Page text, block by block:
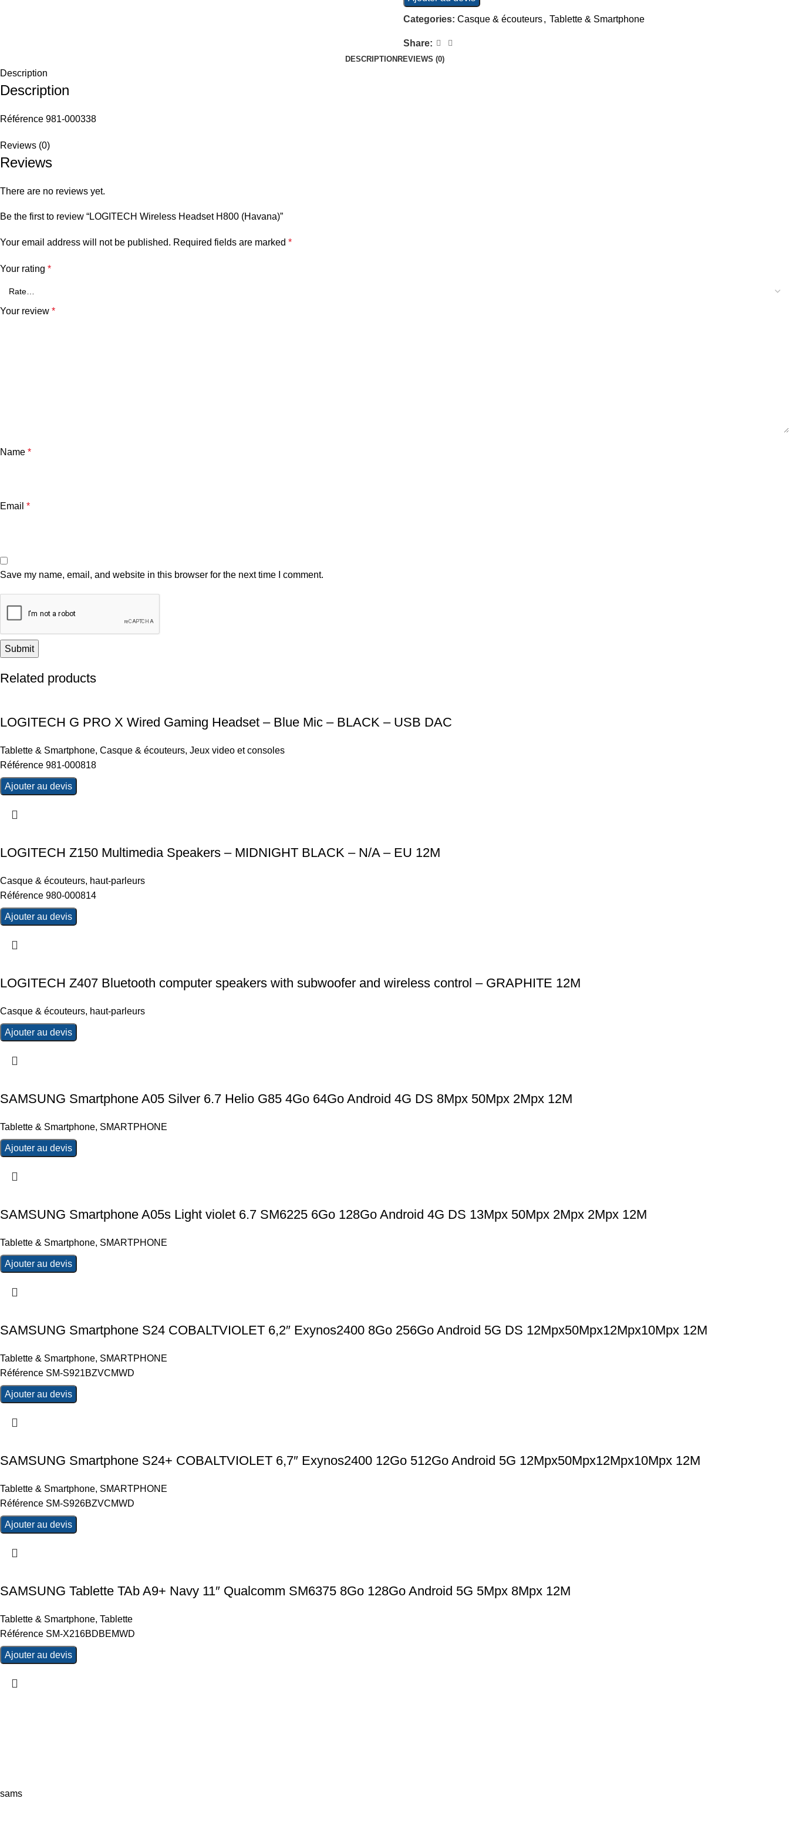
Categories: Casque & écouteurs, Tablette & Smartphone
Share:
DESCRIPTION REVIEWS (0)
Description
Description
Référence 981-000338
Reviews (0)
Reviews
There are no reviews yet.
Be the first to review “LOGITECH Wireless Headset H800 (Havana)”
Your email address will not be published. Required fields are marked *
Your rating *
Your review *
Name *
Email *
Save my name, email, and website in this browser for the next time I comment.
Related products
LOGITECH G PRO X Wired Gaming Headset – Blue Mic – BLACK – USB DAC
Tablette & Smartphone, Casque & écouteurs, Jeux video et consoles
Référence 981-000818
Ajouter au devis
LOGITECH Z150 Multimedia Speakers – MIDNIGHT BLACK – N/A – EU 12M
Casque & écouteurs, haut-parleurs
Référence 980-000814
Ajouter au devis
LOGITECH Z407 Bluetooth computer speakers with subwoofer and wireless control – GRAPHITE 12M
Casque & écouteurs, haut-parleurs
Ajouter au devis
SAMSUNG Smartphone A05 Silver 6.7 Helio G85 4Go 64Go Android 4G DS 8Mpx 50Mpx 2Mpx 12M
Tablette & Smartphone, SMARTPHONE
Ajouter au devis
SAMSUNG Smartphone A05s Light violet 6.7 SM6225 6Go 128Go Android 4G DS 13Mpx 50Mpx 2Mpx 2Mpx 12M
Tablette & Smartphone, SMARTPHONE
Ajouter au devis
SAMSUNG Smartphone S24 COBALTVIOLET 6,2″ Exynos2400 8Go 256Go Android 5G DS 12Mpx50Mpx12Mpx10Mpx 12M
Tablette & Smartphone, SMARTPHONE
Référence SM-S921BZVCMWD
Ajouter au devis
SAMSUNG Smartphone S24+ COBALTVIOLET 6,7″ Exynos2400 12Go 512Go Android 5G 12Mpx50Mpx12Mpx10Mpx 12M
Tablette & Smartphone, SMARTPHONE
Référence SM-S926BZVCMWD
Ajouter au devis
SAMSUNG Tablette TAb A9+ Navy 11″ Qualcomm SM6375 8Go 128Go Android 5G 5Mpx 8Mpx 12M
Tablette & Smartphone, Tablette
Référence SM-X216BDBEMWD
Ajouter au devis
sams